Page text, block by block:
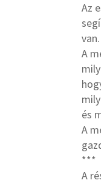
Az
van.
A
és
A
***
A